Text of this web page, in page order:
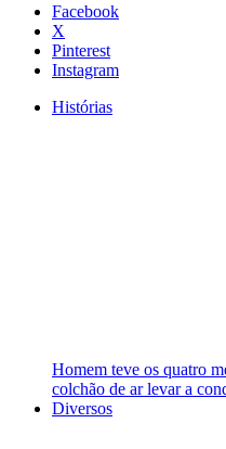
Facebook
X
Pinterest
Instagram
Histórias
Homem teve os quatro
colchão de ar levar a
Diversos